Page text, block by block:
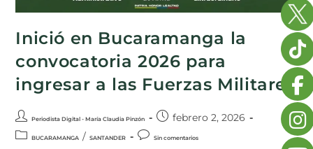
Inició en Bucaramanga la
convocatoria 2026 para
ingresar a las Fuerzas Militares
Periodista Digital - María Claudia Pinzón febrero 2, 2026
BUCARAMANGA / SANTANDER Sin comentarios